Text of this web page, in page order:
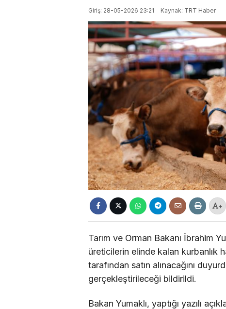
Giriş: 28-05-2026 23:21 Kaynak: TRT Haber
+
Tarım ve Orman Bakanı İbrahim
üreticilerin elinde kalan kurbanlık
tarafından satın alınacağını
gerçekleştirileceği bildirildi.
Bakan Yumaklı, yaptığı yazılı